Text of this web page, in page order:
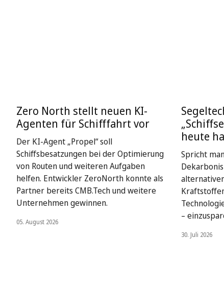
Zero North stellt neuen KI-
Agenten für Schifffahrt vor
Der KI-Agent „Propel“ soll
Schiffsbesatzungen bei der Optimierung
von Routen und weiteren Aufgaben
helfen. Entwickler ZeroNorth konnte als
Partner bereits CMB.Tech und weitere
Unternehmen gewinnen.
05. August 2026
heute
Spricht
–
30. Juli 2026